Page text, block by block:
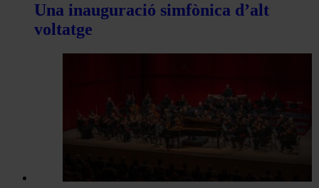
Una inauguració simfònica d’alt
voltatge